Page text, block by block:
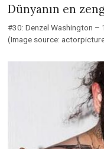
Dünyanın en
#30: Denzel Washington –
(Image source: